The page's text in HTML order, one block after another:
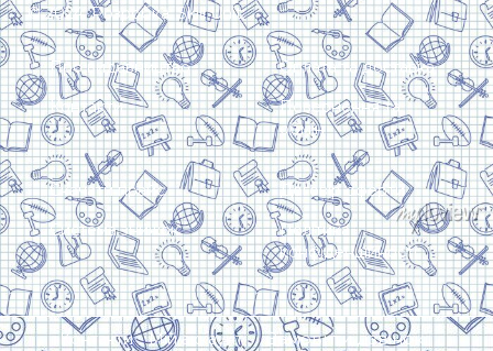
© 2024. Розробка:Skill Unit
Про видавництво
Контакти
Оплата та доставка
Повернення та
обмін
Скачати прайс
Система знижок
Договір оферти
Політика
конфіденційності
Контакти Мій аккаунт Замовити дзвінок